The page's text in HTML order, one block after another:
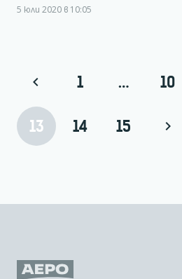
5 юли 2020 в 10:05
1 … 10
13 14 15